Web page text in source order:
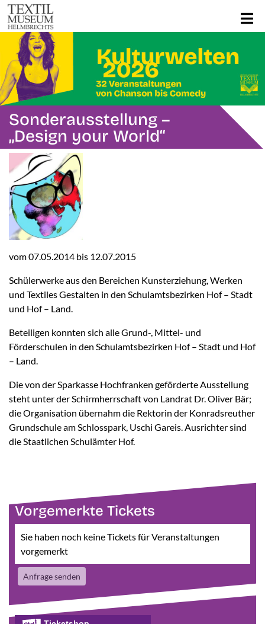
Sonderausstellung –
„Design your World“
vom 07.05.2014 bis 12.07.2015
Schülerwerke aus den Bereichen Kunsterziehung, Werken
und Textiles Gestalten in den Schulamtsbezirken Hof – Stadt
und Hof – Land.
Beteiligen konnten sich alle Grund-, Mittel- und
Förderschulen in den Schulamtsbezirken Hof – Stadt und Hof
– Land.
Die von der Sparkasse Hochfranken geförderte Ausstellung
steht unter der Schirmherrschaft von Landrat Dr. Oliver Bär;
die Organisation übernahm die Rektorin der Konradsreuther
Grundschule am Schlosspark, Uschi Gareis. Ausrichter sind
die Staatlichen Schulämter Hof.
Vorgemerkte Tickets
Sie haben noch keine Tickets für Veranstaltungen
vorgemerkt
Anfrage senden